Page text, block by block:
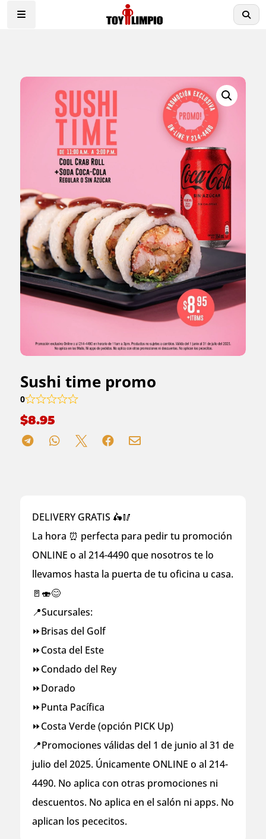
Sushi time promo
0
$8.95
    
DELIVERY GRATIS 🛵🥢
La hora ⏰ perfecta para pedir tu promoción
ONLINE o al 214-4490 que nosotros te lo
llevamos hasta la puerta de tu oficina u casa.
🚪🍣😊
📍Sucursales:
⏩Brisas del Golf
⏩Costa del Este
⏩Condado del Rey
⏩️Dorado
⏩️Punta Pacífica
⏩Costa Verde (opción PICK Up)
📍Promociones válidas del 1 de junio al 31 de
julio del 2025. Únicamente ONLINE o al 214-
4490. No aplica con otras promociones ni
descuentos. No aplica en el salón ni apps. No
aplican los pececitos.